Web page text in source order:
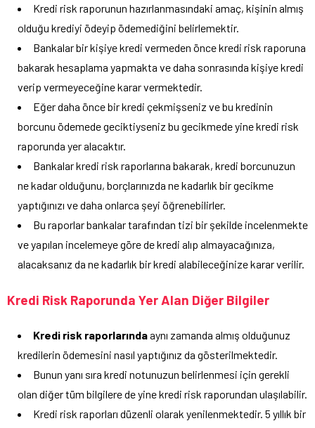
Kredi risk raporunun hazırlanmasındaki amaç, kişinin almış
olduğu krediyi ödeyip ödemediğini belirlemektir.
Bankalar bir kişiye kredi vermeden önce kredi risk raporuna
bakarak hesaplama yapmakta ve daha sonrasında kişiye kredi
verip vermeyeceğine karar vermektedir.
Eğer daha önce bir kredi çekmişseniz ve bu kredinin
borcunu ödemede geciktiyseniz bu gecikmede yine kredi risk
raporunda yer alacaktır.
Bankalar kredi risk raporlarına bakarak, kredi borcunuzun
ne kadar olduğunu, borçlarınızda ne kadarlık bir gecikme
yaptığınızı ve daha onlarca şeyi öğrenebilirler.
Bu raporlar bankalar tarafından tizi bir şekilde incelenmekte
ve yapılan incelemeye göre de kredi alıp almayacağınıza,
alacaksanız da ne kadarlık bir kredi alabileceğinize karar verilir.
Kredi Risk Raporunda Yer Alan Diğer Bilgiler
Kredi risk raporlarındaaynı zamanda almış olduğunuz
kredilerin ödemesini nasıl yaptığınız da gösterilmektedir.
Bunun yanı sıra kredi notunuzun belirlenmesi için gerekli
olan diğer tüm bilgilere de yine kredi risk raporundan ulaşılabilir.
Kredi risk raporları düzenli olarak yenilenmektedir. 5 yıllık bir